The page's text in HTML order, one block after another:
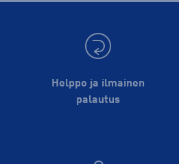
Helppo ja ilmainen
palautus